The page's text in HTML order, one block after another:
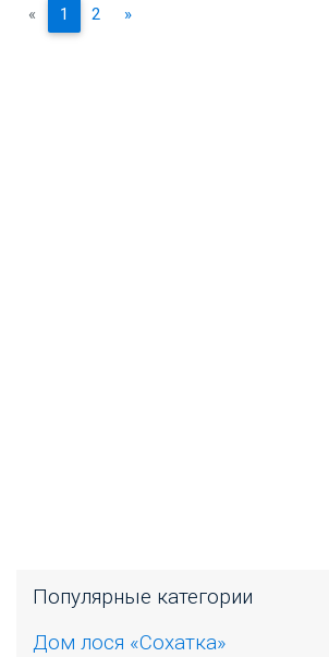
« 1 2 »
Популярные категории
Дом лося «Сохатка»